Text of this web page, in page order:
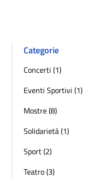
Categorie
Concerti (1)
Eventi Sportivi (1)
Mostre (8)
Solidarietà (1)
Sport (2)
Teatro (3)